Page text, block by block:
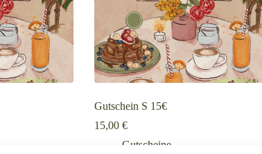
Gutschein S 15€
15,00 €
Gutscheine